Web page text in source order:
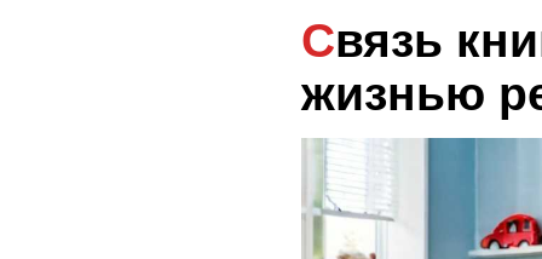
Связь книг с реальной
жизнью